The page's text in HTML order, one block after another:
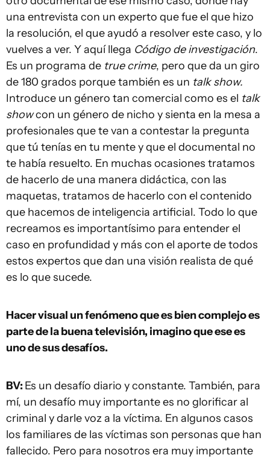
una entrevista con un experto que fue el que hizo
la resolución, el que ayudó a resolver este caso, y lo
vuelves a ver. Y aquí llega Código de investigación.
Es un programa de true crime, pero que da un giro
de 180 grados porque también es un talk show.
Introduce un género tan comercial como es el talk
showcon un género de nicho y sienta en la mesa a
profesionales que te van a contestar la pregunta
que tú tenías en tu mente y que el documental no
te había resuelto. En muchas ocasiones tratamos
de hacerlo de una manera didáctica, con las
maquetas, tratamos de hacerlo con el contenido
que hacemos de inteligencia artificial. Todo lo que
recreamos es importantísimo para entender el
caso en profundidad y más con el aporte de todos
estos expertos que dan una visión realista de qué
es lo que sucede.
Hacer visual un fenómeno que es bien complejo es
parte de la buena televisión, imagino que ese es
uno de sus desafíos.
BV: Es un desafío diario y constante. También, para
mí, un desafío muy importante es no glorificar al
criminal y darle voz a la víctima. En algunos casos
los familiares de las víctimas son personas que han
fallecido. Pero para nosotros era muy importante